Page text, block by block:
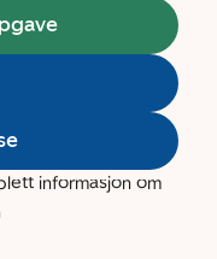
informasjon om